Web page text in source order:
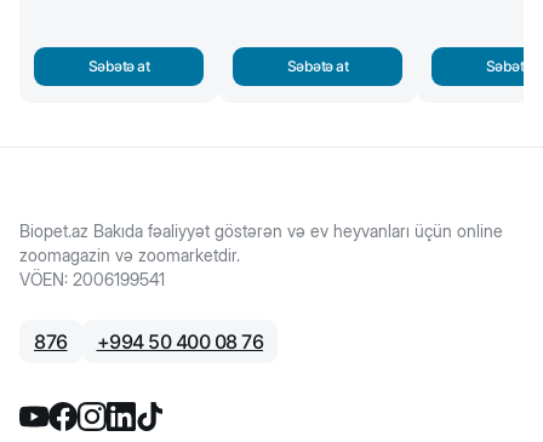
Səbətə at Səbətə at Səbətə
Biopet.az Bakıda fəaliyyət göstərən və ev heyvanları üçün online
zoomagazin və zoomarketdir.
VÖEN: 2006199541
876 +994 50 400 08 76